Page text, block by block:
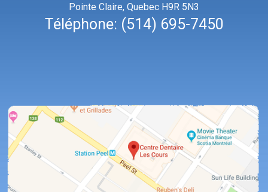
Pointe Claire, Quebec H9R 5N3
Téléphone: (514) 695-7450